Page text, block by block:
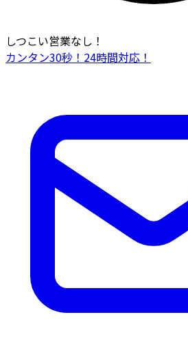
しつこい営業なし！
カンタン30秒！24時間対応！